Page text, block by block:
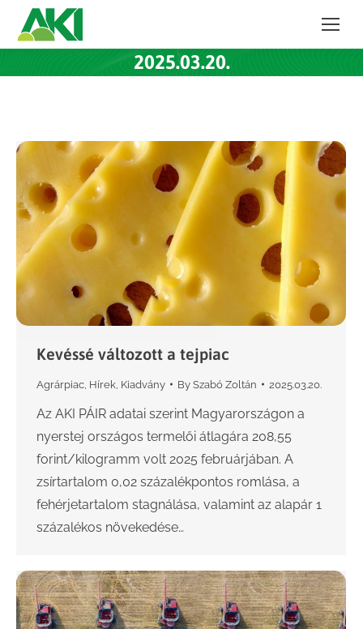
2025.03.20.
Kevéssé változott a tejpiac
Agrárpiac Hírek Kiadvány By Szabó Zoltán 2025.03.20.
Az AKI PÁIR adatai szerint Magyarországon a
nyerstej országos termelői átlagára 208,55
forint/kilogramm volt 2025 februárjában. A
zsírtartalom 0,02 százalékpontos romlása, a
fehérjetartalom stagnálása, valamint az alapár 1
százalékos növekedése…